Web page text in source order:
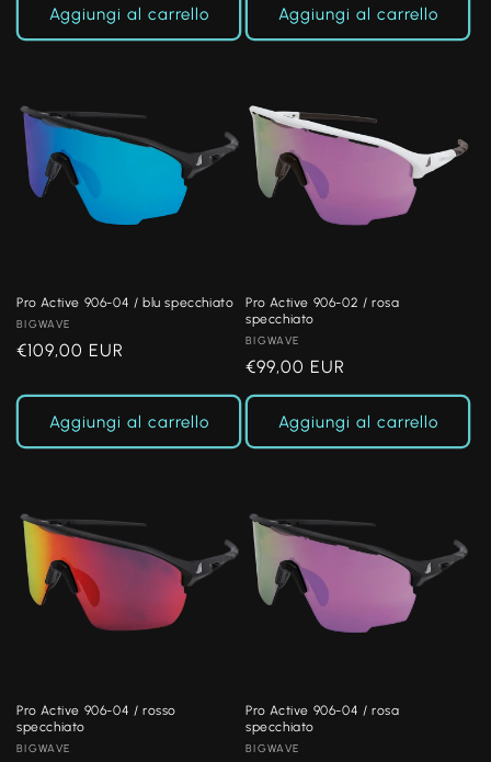
listinoAggiungi al carrello
listinoAggiungi al carrello
Pro Active 906-04 / blu specchiato
Produttore:
BIGWAVE
Prezzo
listino
€109,00 EUR
Aggiungi al carrello
Pro Active 906-02 / rosa
specchiato
Produttore:
BIGWAVE
Prezzo
di
listino
€99,00 EUR
Aggiungi al carrello
Pro Active 906-04 / rosso
specchiato
Produttore:
BIGWAVE
Pro Active 906-04 / rosa
specchiato
Produttore:
BIGWAVE